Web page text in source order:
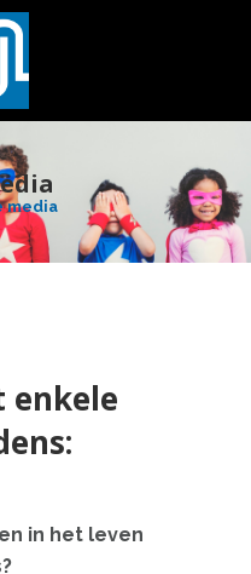
media
enkele
in het leven